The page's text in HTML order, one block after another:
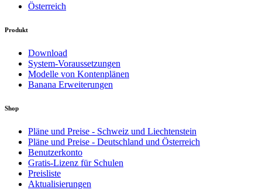
Österreich
Produkt
Download
System-Voraussetzungen
Modelle von Kontenplänen
Banana Erweiterungen
Shop
Pläne und Preise - Schweiz und Liechtenstein
Pläne und Preise - Deutschland und Österreich
Benutzerkonto
Gratis-Lizenz für Schulen
Preisliste
Aktualisierungen